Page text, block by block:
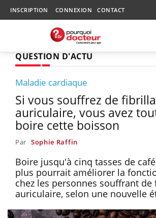
INSCRIPTION CONNEXION CONTACT
QUESTION D'ACTU
Maladie cardiaque
Si vous souffrez de
auriculaire, vous avez
boire cette boisson
Par Sophie Raffin
Boire jusqu'à cinq tasses de
plus pourrait améliorer la
chez les personnes souffrant
auriculaire, selon une nouvelle